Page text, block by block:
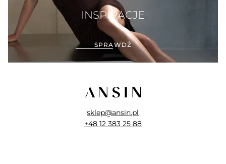
INSPIRACJE
SPRAWDŻ
sklep@ansin.pl
+48 12 383 25 88